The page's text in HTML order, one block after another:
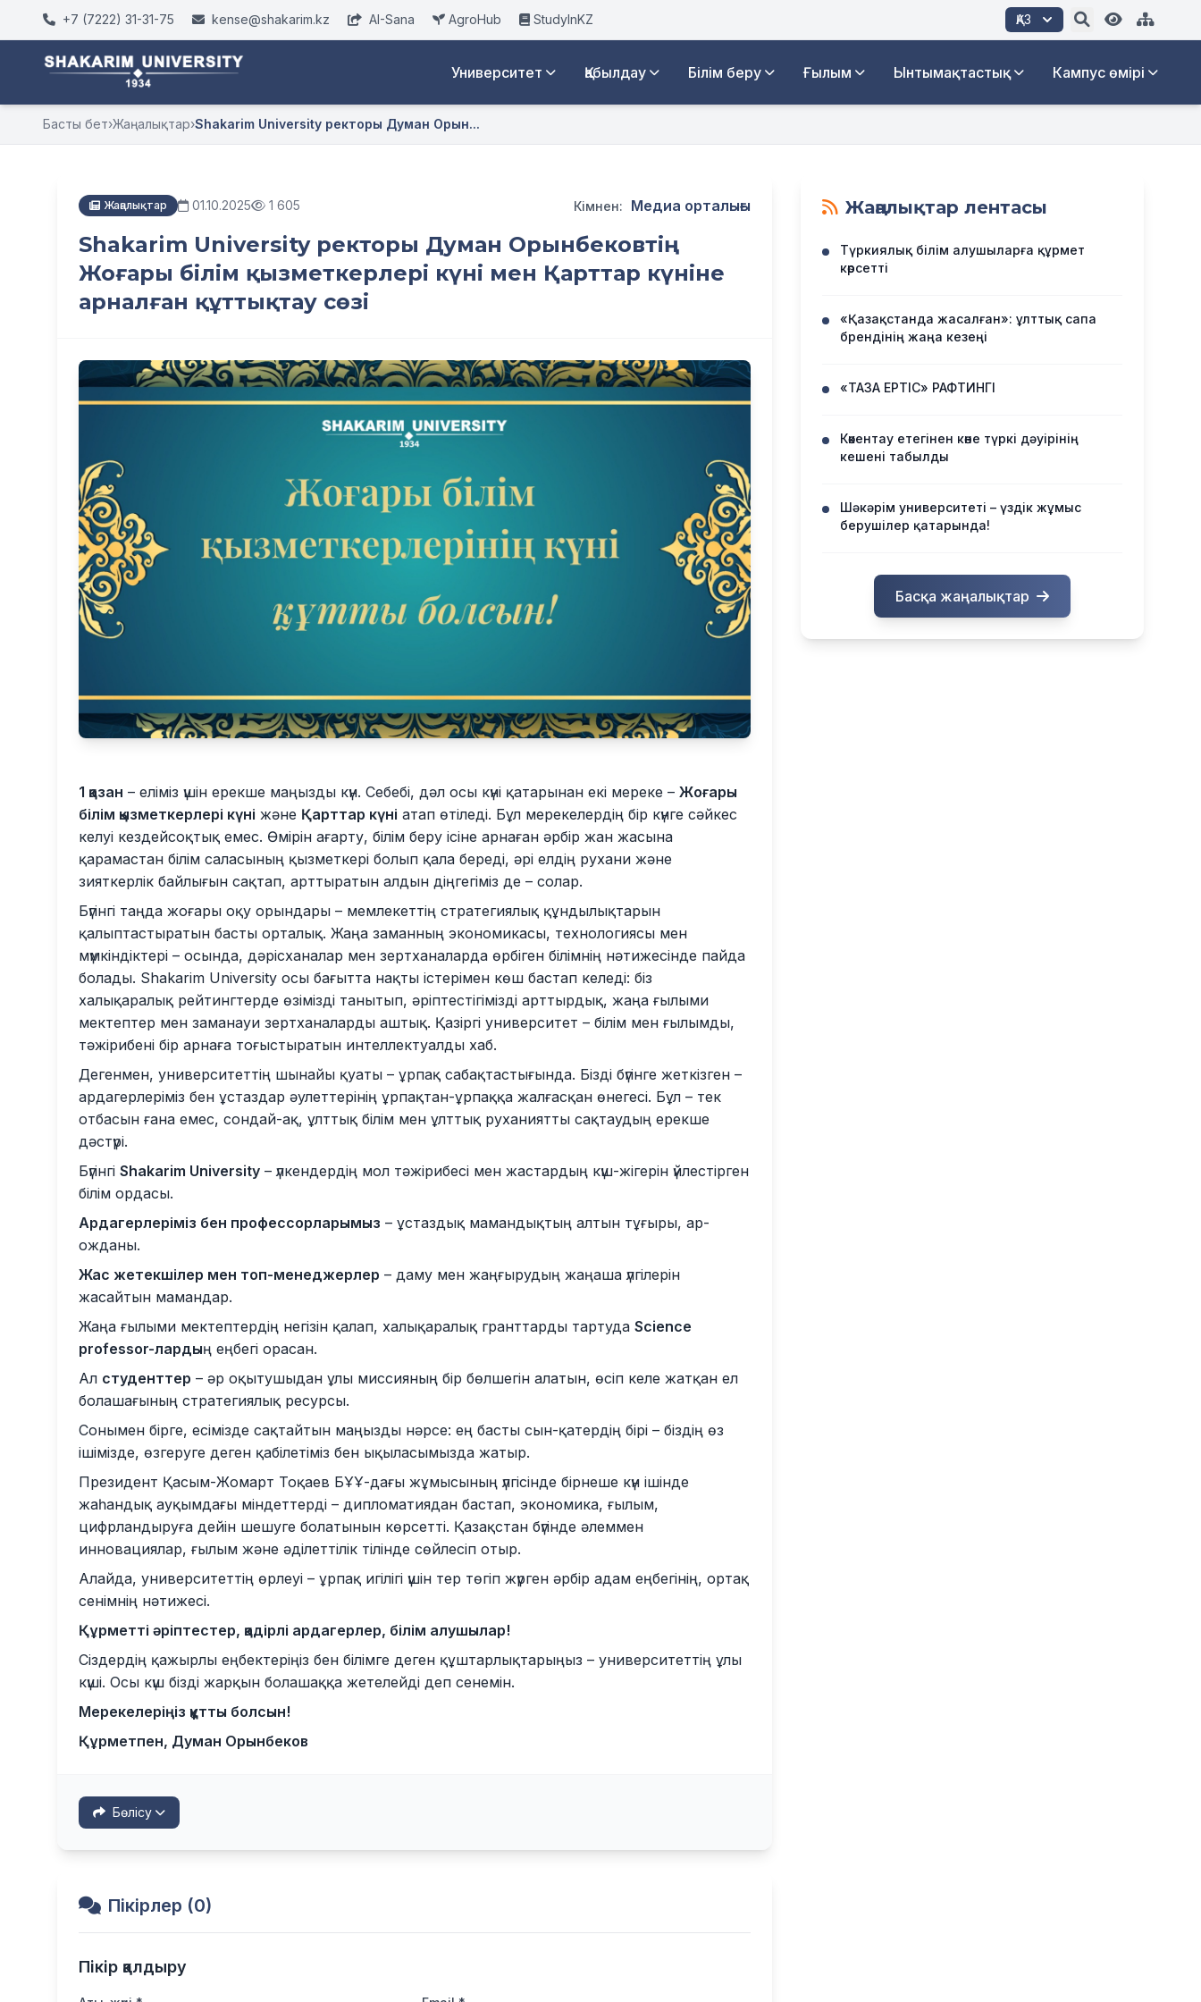
+7 (7222) 31-31-75 kense@shakarim.kz AI-Sana AgroHub StudyInKZ ҚАЗ
Университет Қабылдау Білім беру Ғылым Ынтымақтастық Кампус өмірі
Басты бет›Жаңалықтар›Shakarim University ректоры Думан Орын...
Жаңалықтар 01.10.2025 1 605 Кімнен: Медиа орталығы
Shakarim University ректоры Думан Орынбековтің
Жоғары білім қызметкерлері күні мен Қарттар күніне
арналған құттықтау сөзі
1 қазан – еліміз үшін ерекше маңызды күн. Себебі, дәл осы күні қатарынан екі мереке – Жоғары
білім қызметкерлері күні және Қарттар күні атап өтіледі. Бұл мерекелердің бір күнге сәйкес
келуі кездейсоқтық емес. Өмірін ағарту, білім беру ісіне арнаған әрбір жан жасына
қарамастан білім саласының қызметкері болып қала береді, әрі елдің рухани және
зияткерлік байлығын сақтап, арттыратын алдын діңгегіміз де – солар.
Бүгінгі таңда жоғары оқу орындары – мемлекеттің стратегиялық құндылықтарын
қалыптастыратын басты орталық. Жаңа заманның экономикасы, технологиясы мен
мүмкіндіктері – осында, дәрісханалар мен зертханаларда өрбіген білімнің нәтижесінде пайда
болады. Shakarim University осы бағытта нақты істерімен көш бастап келеді: біз
халықаралық рейтингтерде өзімізді танытып, әріптестігімізді арттырдық, жаңа ғылыми
мектептер мен заманауи зертханаларды аштық. Қазіргі университет – білім мен ғылымды,
тәжірибені бір арнаға тоғыстыратын интеллектуалды хаб.
Дегенмен, университеттің шынайы қуаты – ұрпақ сабақтастығында. Бізді бүгінге жеткізген –
ардагерлеріміз бен ұстаздар әулеттерінің ұрпақтан-ұрпаққа жалғасқан өнегесі. Бұл – тек
отбасын ғана емес, сондай-ақ, ұлттық білім мен ұлттық руханиятты сақтаудың ерекше
дәстүрі.
Бүгінгі Shakarim University – үлкендердің мол тәжірибесі мен жастардың күш-жігерін үйлестірген
білім ордасы.
Ардагерлеріміз бен профессорларымыз – ұстаздық мамандықтың алтын тұғыры, ар-
ожданы.
Жас жетекшілер мен топ-менеджерлер – даму мен жаңғырудың жаңаша үлгілерін
жасайтын мамандар.
Жаңа ғылыми мектептердің негізін қалап, халықаралық гранттарды тартуда Science
professor-лардың еңбегі орасан.
Ал студенттер – әр оқытушыдан ұлы миссияның бір бөлшегін алатын, өсіп келе жатқан ел
болашағының стратегиялық ресурсы.
Сонымен бірге, есімізде сақтайтын маңызды нәрсе: ең басты сын-қатердің бірі – біздің өз
ішімізде, өзгеруге деген қабілетіміз бен ықыласымызда жатыр.
Президент Қасым-Жомарт Тоқаев БҰҰ-дағы жұмысының үлгісінде бірнеше күн ішінде
жаһандық ауқымдағы міндеттерді – дипломатиядан бастап, экономика, ғылым,
цифрландыруға дейін шешуге болатынын көрсетті. Қазақстан бүгінде әлеммен
инновациялар, ғылым және әділеттілік тілінде сөйлесіп отыр.
Алайда, университеттің өрлеуі – ұрпақ игілігі үшін тер төгіп жүрген әрбір адам еңбегінің, ортақ
сенімнің нәтижесі.
Құрметті әріптестер, қадірлі ардагерлер, білім алушылар!
Сіздердің қажырлы еңбектеріңіз бен білімге деген құштарлықтарыңыз – университеттің ұлы
күші. Осы күш бізді жарқын болашаққа жетелейді деп сенемін.
Мерекелеріңіз құтты болсын!
Құрметпен, Думан Орынбеков
Бөлісу
Пікірлер (0)
Пікір қалдыру
Жаңалықтар лентасы
Түркиялық білім алушыларға құрмет
көрсетті
«Қазақстанда жасалған»: ұлттық сапа
брендінің жаңа кезеңі
«ТАЗА ЕРТІС» РАФТИНГІ
Көкентау етегінен көне түркі дәуірінің
кешені табылды
Шәкәрім университеті – үздік жұмыс
берушілер қатарында!
Басқа жаңалықтар